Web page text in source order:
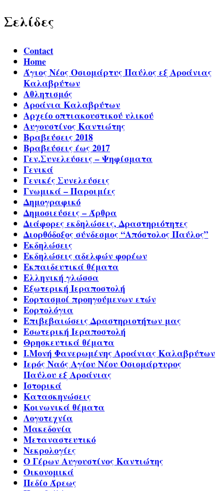
Σελίδες
Contact
Home
Άγιος Νέος Οσιομάρτυς Παύλος εξ Αροάνιας
Καλαβρύτων
Αθλητισμός
Αροάνια Καλαβρύτων
Αρχείο οπτιακουστικού υλικού
Αυγουστίνος Καντιώτης
Βραβεύσεις 2018
Βραβεύσεις έως 2017
Γεν.Συνελεύσεις – Ψηφίσματα
Γενικά
Γενικές Συνελεύσεις
Γνωμικά – Παροιμίες
Δημογραφικό
Δημοσιεύσεις – Άρθρα
Διάφορες εκδηλώσεις, Δραστηριότητες
Διορθόδοξος σύνδεσμος “Απόστολος Παύλος”
Εκδηλώσεις
Εκδηλώσεις αδελφών φορέων
Εκπαιδευτικά θέματα
Ελληνική γλώσσα
Εξωτερική Ιεραποστολή
Εορτασμοί προηγούμενων ετών
Εορτολόγια
Επιβεβαιώσεις Δραστηριοτήτων μας
Εσωτερική Ιεραποστολή
Θρησκευτικά θέματα
Ι.Μονή Φανερωμένης Αροάνιας Καλαβρύτων
Ιερός Ναός Αγίου Νέου Οσιομάρτυρος
Παύλου εξ Αροάνιας
Ιστορικά
Κατασκηνώσεις
Κοινωνικά θέματα
Λογοτεχνία
Μακεδονία
Μεταναστευτικό
Νεκρολογίες
Ο Γέρων Αυγουστίνος Καντιώτης
Οικονομικά
Πεδίο Άρεως